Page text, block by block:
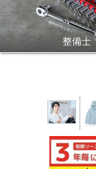
整備士